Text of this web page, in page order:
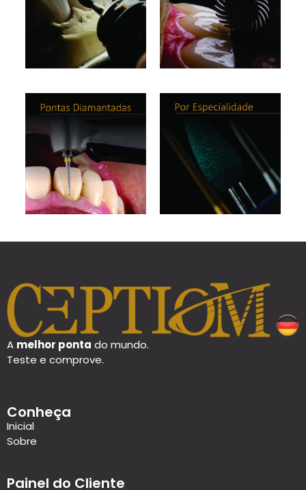
A melhor ponta do mundo.
Teste e comprove.
Conheça
Inicial
Sobre
Painel do Cliente